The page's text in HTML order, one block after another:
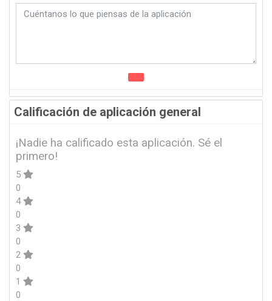
Calificación de aplicación general
¡Nadie ha calificado esta aplicación. Sé el
primero!
5
0
4
0
3
0
2
0
1
0